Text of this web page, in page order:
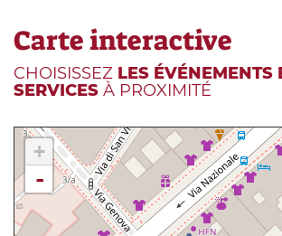
Carte interactive
CHOISISSEZ LES ÉVÉNEMENTS
SERVICES À PROXIMITÉ
+
-